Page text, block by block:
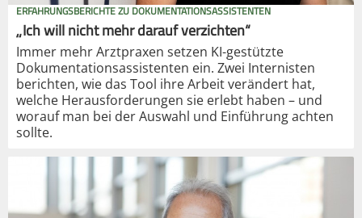
ERFAHRUNGSBERICHTE ZU DOKUMENTATIONSASSISTENTEN
„Ich will nicht mehr darauf verzichten“
Immer mehr Arztpraxen setzen KI-gestützte
Dokumentationsassistenten ein. Zwei Internisten
berichten, wie das Tool ihre Arbeit verändert hat,
welche Herausforderungen sie erlebt haben – und
worauf man bei der Auswahl und Einführung achten
sollte.